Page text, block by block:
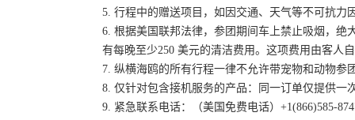
5. 行程中的赠送项目，如因交通、天气等不可抗
6. 根据美国联邦法律，参团期间车上禁止吸烟，
有每晚至少250 美元的清洁费用。这项费用由客人
7. 纵横海鸥的所有行程一律不允许带宠物和动物参
8. 仅针对包含接机服务的产品：同一订单仅提供
9. 紧急联系电话：（美国免费电话）+1(866)585-